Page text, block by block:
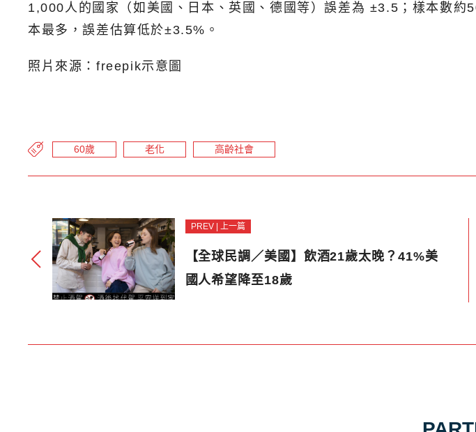
1,000人的國家（如美國、日本、英國、德國等）誤差為 ±3.5；樣本數
本最多，誤差估算低於±3.5%。
照片來源：freepik示意圖
60歲 老化 高齡社會
PREV | 上一篇
【全球民調／美國】飲酒21歲太晚？41%美
國人希望降至18歲